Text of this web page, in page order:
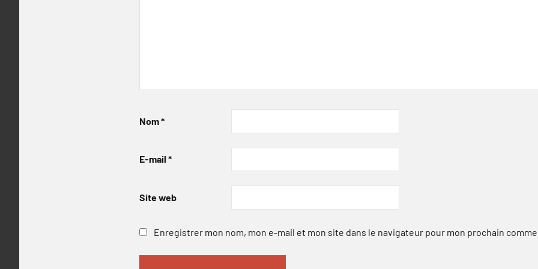
Nom*
E-mail *
Site web
Enregistrer mon nom, mon e-mail et mon site dans le navigateur pour mon prochain